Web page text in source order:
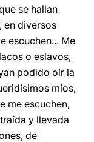
se hallan
en diversos
escuchen... Me
o eslavos,
podido oír la
míos,
me escuchen,
y llevada
de